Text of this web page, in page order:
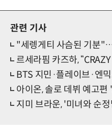
관련 기사
"세렝게티 사슴된 기분"…'로드 투 킹덤'
르세라핌 카즈하,
BTS 지민·플레이브·엔믹스, 34주 써클
아이온, 솔로 데뷔 예고편 '
지미 브라운, '미녀와 순